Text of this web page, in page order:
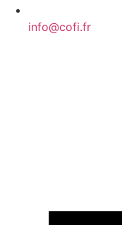
info@cofi.fr